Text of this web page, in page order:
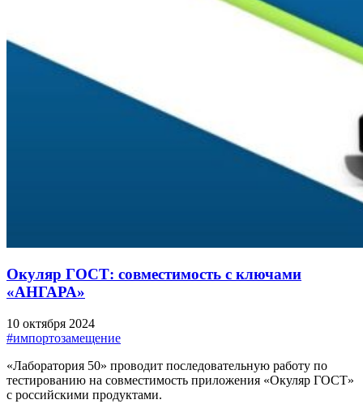
Окуляр ГОСТ: совместимость с ключами
«АНГАРА»
10 октября 2024
#импортозамещение
«Лаборатория 50» проводит последовательную работу по
тестированию на совместимость приложения «Окуляр ГОСТ»
с российскими продуктами.